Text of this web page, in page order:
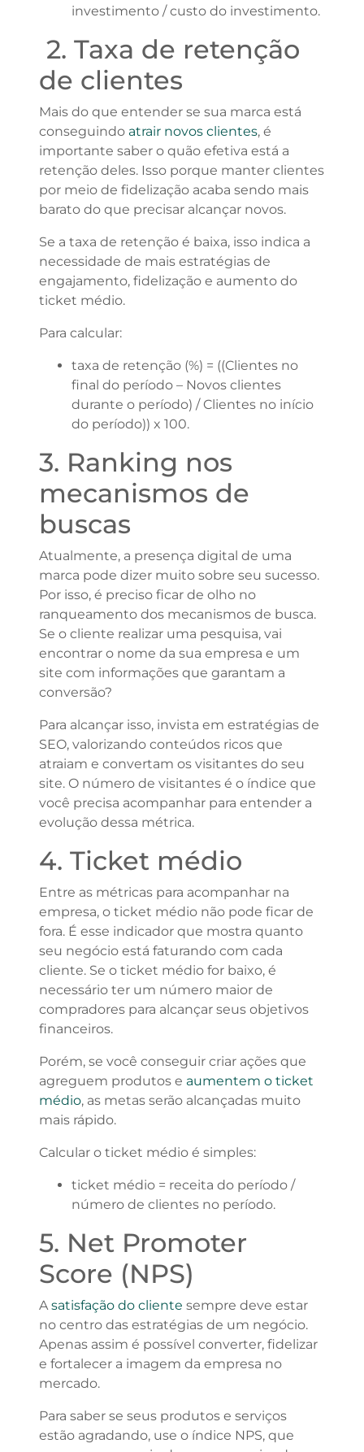
investimento / custo do investimento.
2. Taxa de retenção
de clientes
Mais do que entender se sua marca está
conseguindo atrair novos clientes, é
importante saber o quão efetiva está a
retenção deles. Isso porque manter clientes
por meio de fidelização acaba sendo mais
barato do que precisar alcançar novos.
Se a taxa de retenção é baixa, isso indica a
necessidade de mais estratégias de
engajamento, fidelização e aumento do
ticket médio.
Para calcular:
taxa de retenção (%) = ((Clientes no
final do período – Novos clientes
durante o período) / Clientes no início
do período)) x 100.
3. Ranking nos
mecanismos de
buscas
Atualmente, a presença digital de uma
marca pode dizer muito sobre seu sucesso.
Por isso, é preciso ficar de olho no
ranqueamento dos mecanismos de busca.
Se o cliente realizar uma pesquisa, vai
encontrar o nome da sua empresa e um
site com informações que garantam a
conversão?
Para alcançar isso, invista em estratégias de
SEO, valorizando conteúdos ricos que
atraiam e convertam os visitantes do seu
site. O número de visitantes é o índice que
você precisa acompanhar para entender a
evolução dessa métrica.
4. Ticket médio
Entre as métricas para acompanhar na
empresa, o ticket médio não pode ficar de
fora. É esse indicador que mostra quanto
seu negócio está faturando com cada
cliente. Se o ticket médio for baixo, é
necessário ter um número maior de
compradores para alcançar seus objetivos
financeiros.
Porém, se você conseguir criar ações que
agreguem produtos e aumentem o ticket
médio, as metas serão alcançadas muito
mais rápido.
Calcular o ticket médio é simples:
ticket médio = receita do período /
número de clientes no período.
5. Net Promoter
Score (NPS)
Asatisfação do cliente sempre deve estar
no centro das estratégias de um negócio.
Apenas assim é possível converter, fidelizar
e fortalecer a imagem da empresa no
mercado.
Para saber se seus produtos e serviços
estão agradando, use o índice NPS, que